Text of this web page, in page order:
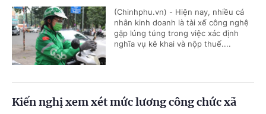
(Chinhphu.vn) - Hiện nay, nhiều cá
nhân kinh doanh là tài xế công nghệ
gặp lúng túng trong việc xác định
nghĩa vụ kê khai và nộp thuế....
Kiến nghị xem xét mức lương công chức xã